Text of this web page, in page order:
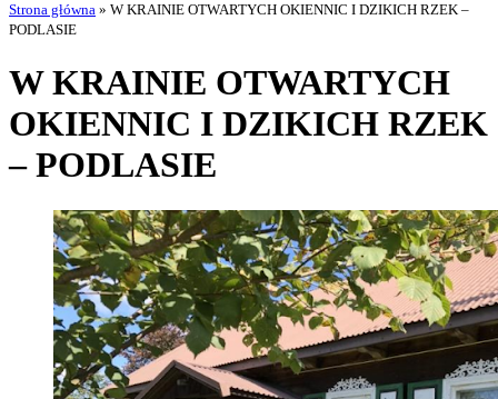
Strona główna » W KRAINIE OTWARTYCH OKIENNIC I DZIKICH RZEK –
PODLASIE
W KRAINIE OTWARTYCH
OKIENNIC I DZIKICH RZEK
– PODLASIE